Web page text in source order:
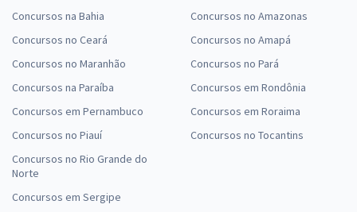
Concursos na Bahia
Concursos no Ceará
Concursos no Maranhão
Concursos na Paraíba
Concursos em Pernambuco
Concursos no Piauí
Concursos no Rio Grande do
Norte
Concursos em Sergipe
Concursos no Amazonas
Concursos no Amapá
Concursos no Pará
Concursos em Rondônia
Concursos em Roraima
Concursos no Tocantins